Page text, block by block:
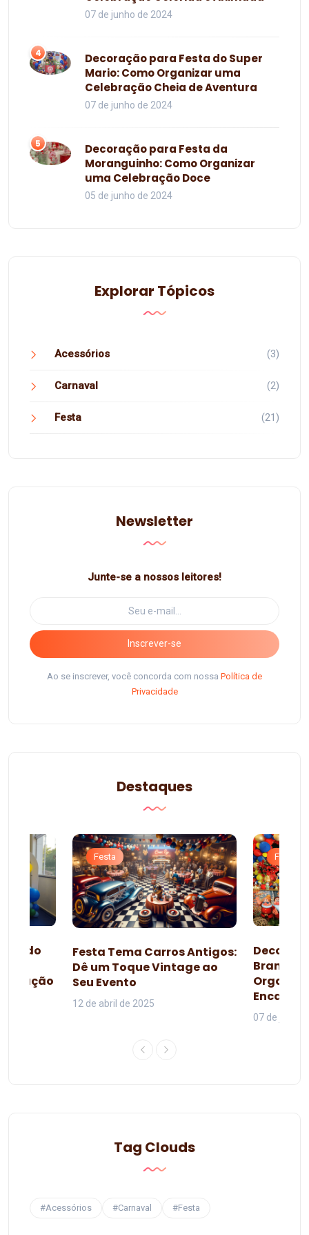
07 de junho de 2024
4
Decoração para Festa do Super
Mario: Como Organizar uma
Celebração Cheia de Aventura
07 de junho de 2024
5
Decoração para Festa da
Moranguinho: Como Organizar
uma Celebração Doce
05 de junho de 2024
Explorar Tópicos
Acessórios (3)
Carnaval (2)
Festa (21)
Newsletter
Junte-se a nossos leitores!
Inscrever-se
Ao se inscrever, você concorda com nossa Política de
Privacidade
Destaques
do
Festa
Festa Tema Carros Antigos:
Dê um Toque Vintage ao
Seu Evento
12 de abril de 2025
Festa
Branca
07 de junho
Tag Clouds
#Acessórios #Carnaval #Festa